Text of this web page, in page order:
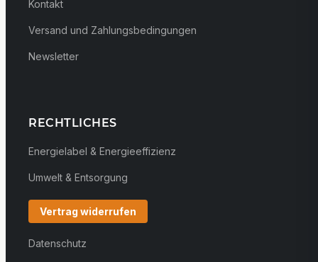
Kontakt
Versand und Zahlungsbedingungen
Newsletter
RECHTLICHES
Energielabel & Energieeffizienz
Umwelt & Entsorgung
Vertrag widerrufen
Datenschutz